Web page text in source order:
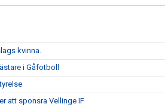
kvinna.
i Gåfotboll
att sponsra Vellinge IF